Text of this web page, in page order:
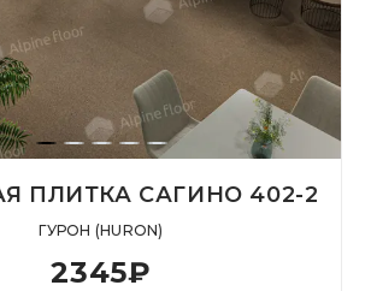
ПЛИТКА САГИНО 402-2
ГУРОН (HURON)
2345₽